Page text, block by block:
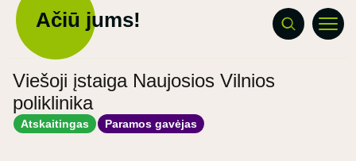
Ačiū jums!
Viešoji įstaiga Naujosios Vilnios
poliklinika
Atskaitingas Paramos gavėjas